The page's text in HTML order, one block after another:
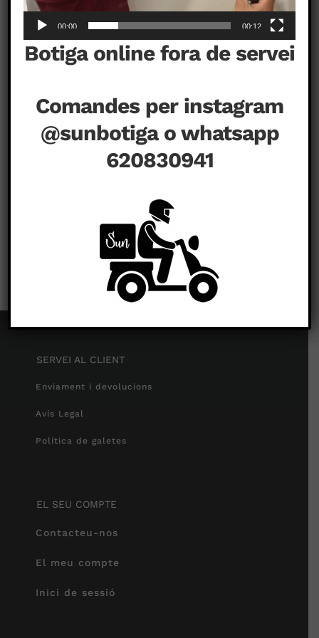
SERVEI AL CLIENT
Enviament i devolucions
Avís Legal
Política de galetes
EL SEU COMPTE
Contacteu-nos
El meu compte
Inici de sessió
00:00 00:12
Botiga online fora de servei
Comandes per instagram
@sunbotiga o whatsapp
620830941